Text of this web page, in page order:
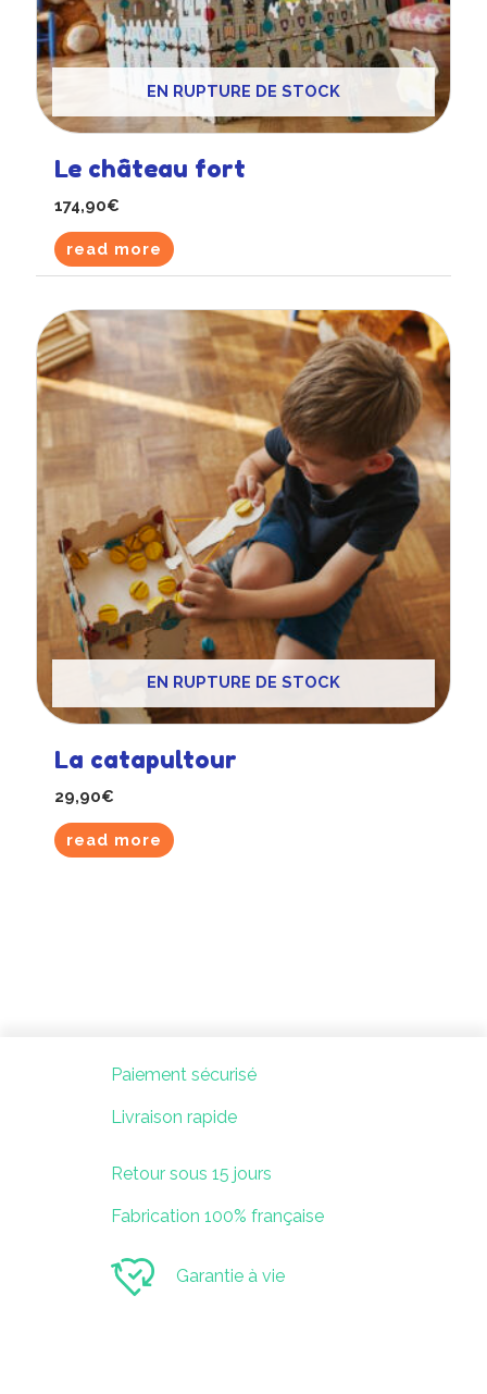
EN RUPTURE DE STOCK
Le château fort
174,90€
read more
EN RUPTURE DE STOCK
La catapultour
29,90€
read more
Paiement sécurisé
Livraison rapide
Retour sous 15 jours
Fabrication 100% française
Garantie à vie